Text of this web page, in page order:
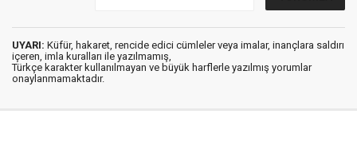
UYARI: Küfür, hakaret, rencide edici cümleler veya imalar, inançlara saldırı
içeren, imla kuralları ile yazılmamış,
Türkçe karakter kullanılmayan ve büyük harflerle yazılmış yorumlar
onaylanmamaktadır.